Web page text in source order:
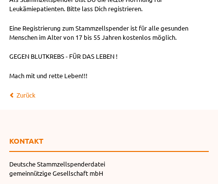
Leukämiepatienten. Bitte lass Dich registrieren.
Eine Registrierung zum Stammzellspender ist für alle gesunden
Menschen im Alter von 17 bis 55 Jahren kostenlos möglich.
GEGEN BLUTKREBS - FÜR DAS LEBEN !
Mach mit und rette Leben!!!
Zurück
KONTAKT
Deutsche Stammzellspenderdatei
gemeinnützige Gesellschaft mbH